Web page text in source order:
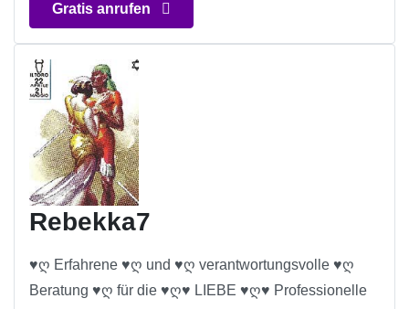
Gratis anrufen
Rebekka7
♥ღ Erfahrene ♥ღ und ♥ღ verantwortungsvolle ♥ღ
Beratung ♥ღ für die ♥ღ♥ LIEBE ♥ღ♥ Professionelle